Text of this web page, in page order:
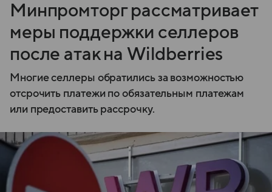
Минпромторг рассматривает
меры поддержки селлеров
после атак на Wildberries
Многие селлеры обратились за возможностью
отсрочить платежи по обязательным платежам
или предоставить рассрочку.